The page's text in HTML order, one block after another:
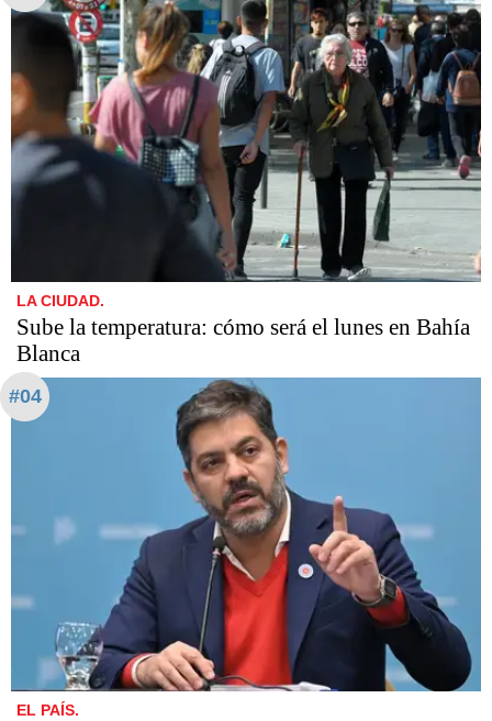
LA CIUDAD.
Sube la temperatura: cómo será el lunes en Bahía
Blanca
#04
EL PAÍS.